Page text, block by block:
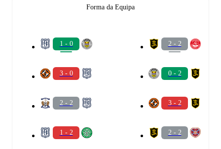
Forma da Equipa
1 - 0
3 - 0
2 - 2
1 - 2
2 - 2
0 - 2
3 - 2
2 - 2